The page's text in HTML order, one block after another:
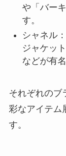
や「バー
す。
シャネル
ジャケッ
などが有名
それぞれのブ
彩なアイテム
す。